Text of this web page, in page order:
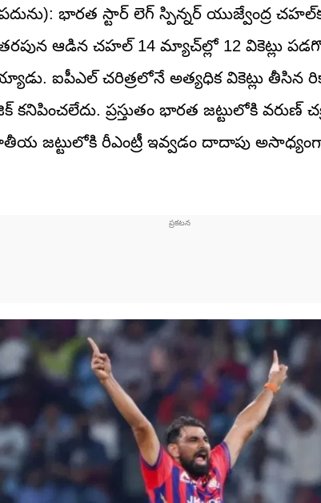
భారత స్టార్ లెగ్ స్పిన్నర్ యుజ్వేంద్ర
ఆడిన చహల్ 14 మ్యాచ్‌ల్లో 12 వికెట్లు
ఐపీఎల్ చరిత్రలోనే అత్యధిక వికెట్లు తీసిన
ప్రస్తుతం భారత జట్టులోకి వరుణ్
జట్టులోకి రీఎంట్రీ ఇవ్వడం దాదాపు